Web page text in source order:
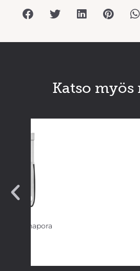
Katso myös
Omenapora